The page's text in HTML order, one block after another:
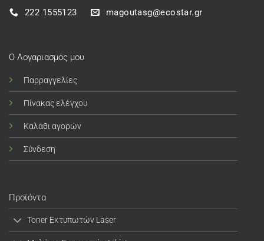
222 1555123 magoutasg@ecostar.gr
Ο Λογαριασμός μου
Παρραγγελίες
Πίνακας ελέγχου
Καλάθι αγορών
Σύνδεση
Προϊόντα
Toner Εκτυπωτών Laser